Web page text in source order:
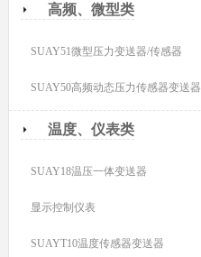
高频、微型类
SUAY51微型压力变送器/传感器
SUAY50高频动态压力传感器变送器
温度、仪表类
SUAY18温压一体变送器
显示控制仪表
SUAYT10温度传感器变送器